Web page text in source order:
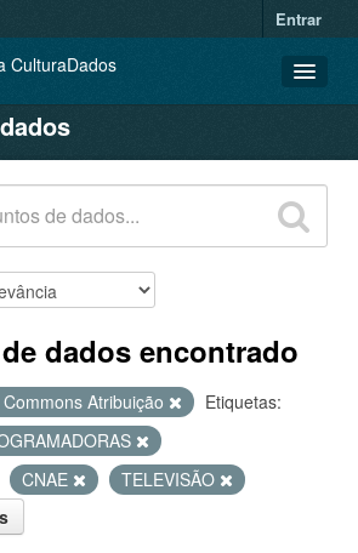
Entrar
dados encontrado
Atribuição
Etiquetas:
CNAE
TELEVISÃO